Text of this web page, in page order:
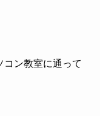
コン教室に通って